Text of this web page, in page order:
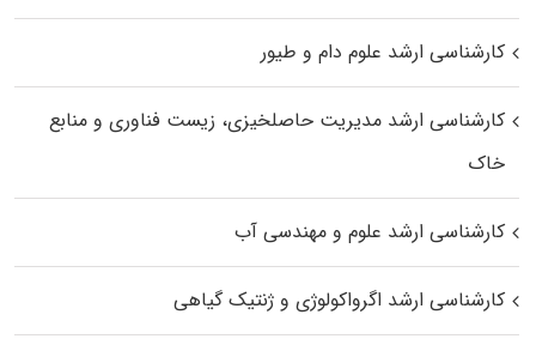
کارشناسی ارشد علوم دام و طیور
کارشناسی ارشد مدیریت حاصلخیزی، زیست فناوری و منابع
خاک
کارشناسی ارشد علوم و مهندسی آب
کارشناسی ارشد اگرواکولوژی و ژنتیک گیاهی